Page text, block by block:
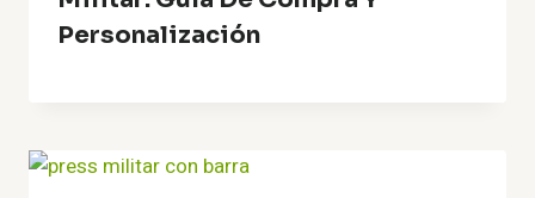
Personalización